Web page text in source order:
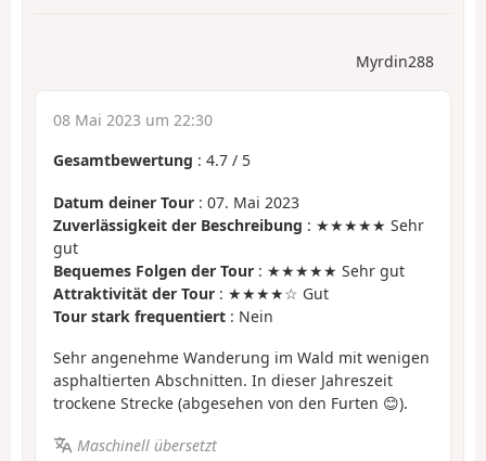
Myrdin288
08 Mai 2023 um 22:30
Gesamtbewertung : 4.7 / 5
Datum deiner Tour : 07. Mai 2023
Zuverlässigkeit der Beschreibung : ★★★★★ Sehr
gut
Bequemes Folgen der Tour : ★★★★★ Sehr gut
Attraktivität der Tour : ★★★★☆ Gut
Tour stark frequentiert : Nein
Sehr angenehme Wanderung im Wald mit wenigen
asphaltierten Abschnitten. In dieser Jahreszeit
trockene Strecke (abgesehen von den Furten 😊).
Maschinell übersetzt